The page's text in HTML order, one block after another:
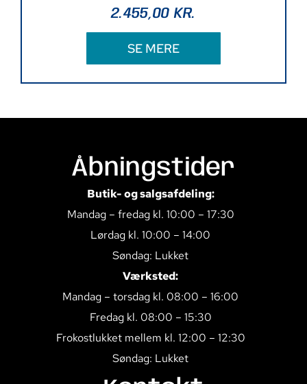
2.455,00KR.
SE MERE
Åbningstider
Butik- og salgsafdeling:
Mandag – fredag kl. 10:00 – 17:30
Lørdag kl. 10:00 – 14:00
Søndag: Lukket
Værksted:
Mandag – torsdag kl. 08:00 – 16:00
Fredag kl. 08:00 – 15:30
Frokostlukket mellem kl. 12:00 – 12:30
Søndag: Lukket